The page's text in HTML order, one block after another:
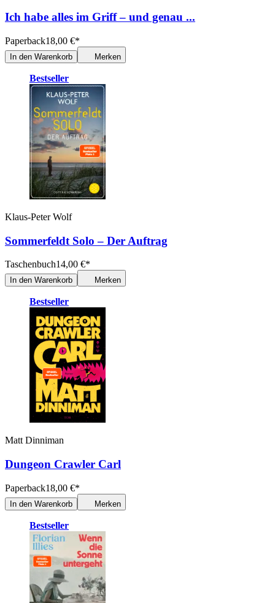
Ich habe alles im Griff – und genau ...
Paperback18,00 €*
In den Warenkorb Merken
Bestseller
Klaus-Peter Wolf
Sommerfeldt Solo – Der Auftrag
Taschenbuch14,00 €*
In den Warenkorb Merken
Bestseller
Matt Dinniman
Dungeon Crawler Carl
Paperback18,00 €*
In den Warenkorb Merken
Bestseller